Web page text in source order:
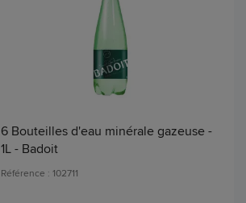
6 Bouteilles d'eau minérale gazeuse -
1L - Badoit
Référence : 102711